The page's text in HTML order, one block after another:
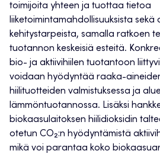
toimijoita yhteen ja tuottaa tietoa
liiketoimintamahdollisuuksista sekä
kehitystarpeista, samalla ratkoen
tuotannon keskeisiä esteitä.
bio- ja aktiivihiilen tuotantoon
voidaan hyödyntää raaka-
hiilituotteiden valmistuksessa ja
lämmöntuotannossa. Lisäksi
biokaasulaitoksen hiilidioksidin
otetun CO₂:n hyödyntämistä
mikä voi parantaa koko